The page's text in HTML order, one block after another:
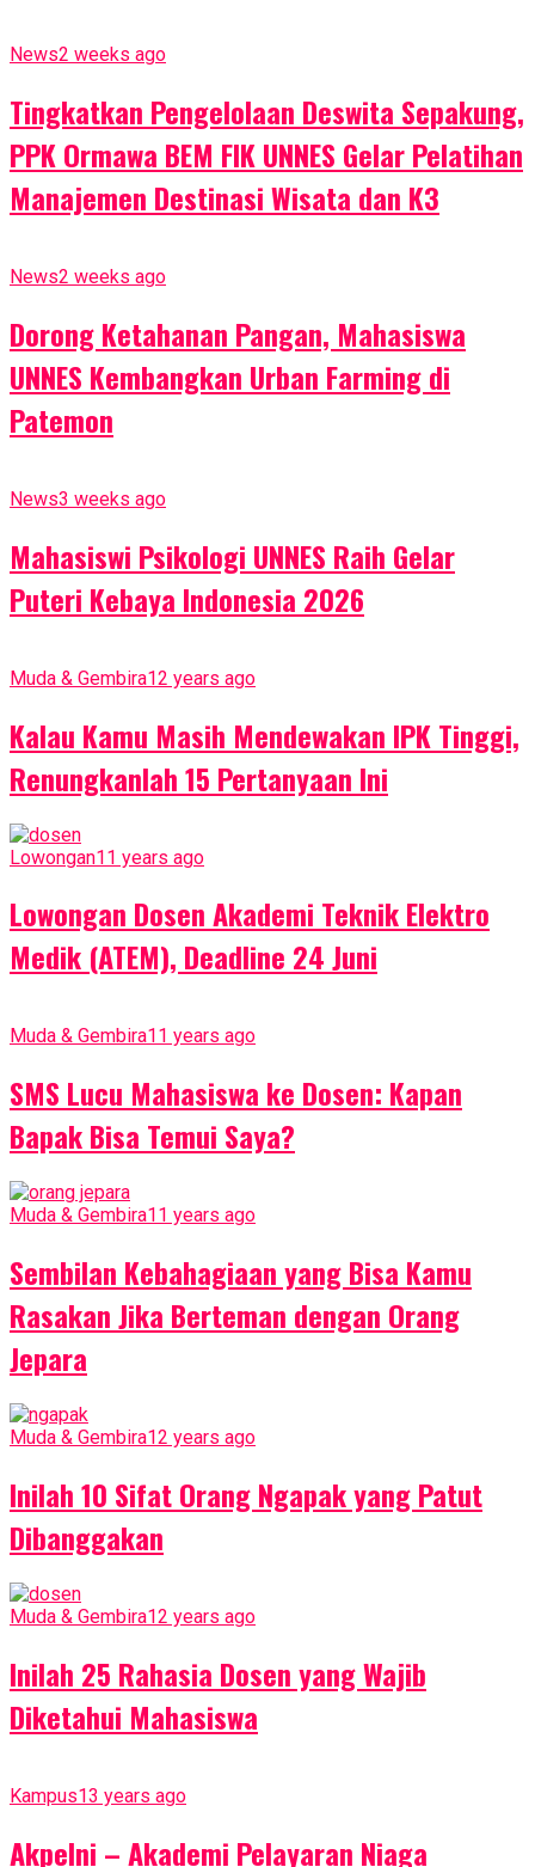
News2 weeks ago
Tingkatkan Pengelolaan Deswita Sepakung,
PPK Ormawa BEM FIK UNNES Gelar Pelatihan
Manajemen Destinasi Wisata dan K3
News2 weeks ago
Dorong Ketahanan Pangan, Mahasiswa
UNNES Kembangkan Urban Farming di
Patemon
News3 weeks ago
Mahasiswi Psikologi UNNES Raih Gelar
Puteri Kebaya Indonesia 2026
Muda & Gembira12 years ago
Kalau Kamu Masih Mendewakan IPK Tinggi,
Renungkanlah 15 Pertanyaan Ini
Lowongan11 years ago
Lowongan Dosen Akademi Teknik Elektro
Medik (ATEM), Deadline 24 Juni
Muda & Gembira11 years ago
SMS Lucu Mahasiswa ke Dosen: Kapan
Bapak Bisa Temui Saya?
Muda & Gembira11 years ago
Sembilan Kebahagiaan yang Bisa Kamu
Rasakan Jika Berteman dengan Orang
Jepara
Muda & Gembira12 years ago
Inilah 10 Sifat Orang Ngapak yang Patut
Dibanggakan
Muda & Gembira12 years ago
Inilah 25 Rahasia Dosen yang Wajib
Diketahui Mahasiswa
Kampus13 years ago
Akpelni – Akademi Pelayaran Niaga